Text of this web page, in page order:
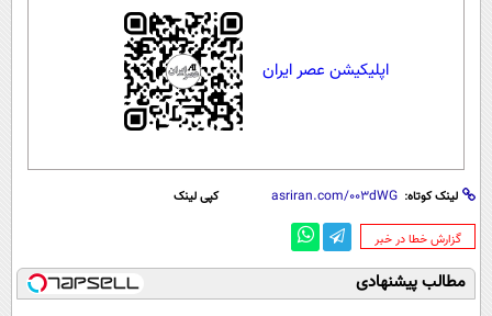
اپلیکیشن عصر ایران
لینک کوتاه: کپی لینک
‌گزارش خطا در خبر
مطالب پیشنهادی